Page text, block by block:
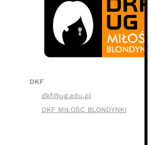
DKF
dkf@ug.edu.pl
DKF MIŁOŚC BLONDYNKI